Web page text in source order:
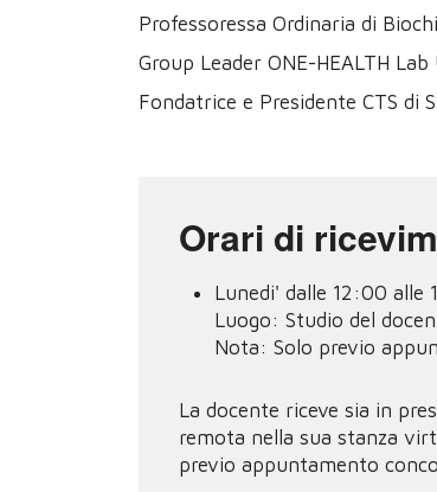
Professoressa Ordinaria di
Group Leader ONE-HEALTH
Fondatrice e Presidente CTS di
Orari di
Lunedi' dalle 12:00 alle
Luogo: Studio del
Nota: Solo previo
La docente riceve sia in
remota nella sua stanza
previo appuntamento